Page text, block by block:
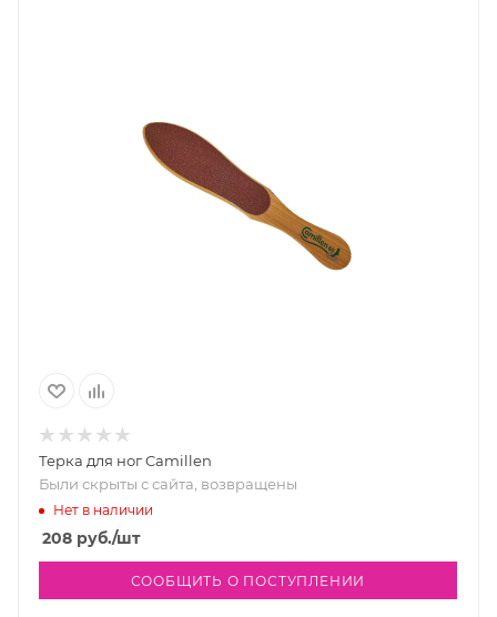
Терка для ног Camillen
Были скрыты с сайта, возвращены
Нет в наличии
208 руб./шт
СООБЩИТЬ О ПОСТУПЛЕНИИ